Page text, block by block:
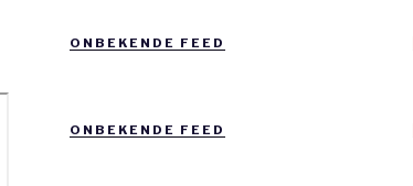
ONBEKENDE FEED
ONBEKENDE FEED